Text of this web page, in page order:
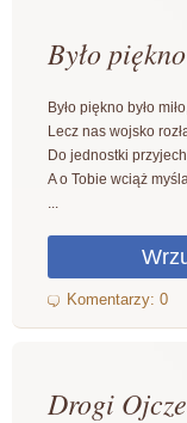
Było
Było piękno było
Lecz nas wojsko
Do jednostki
A o Tobie wciąż
...
Drogi